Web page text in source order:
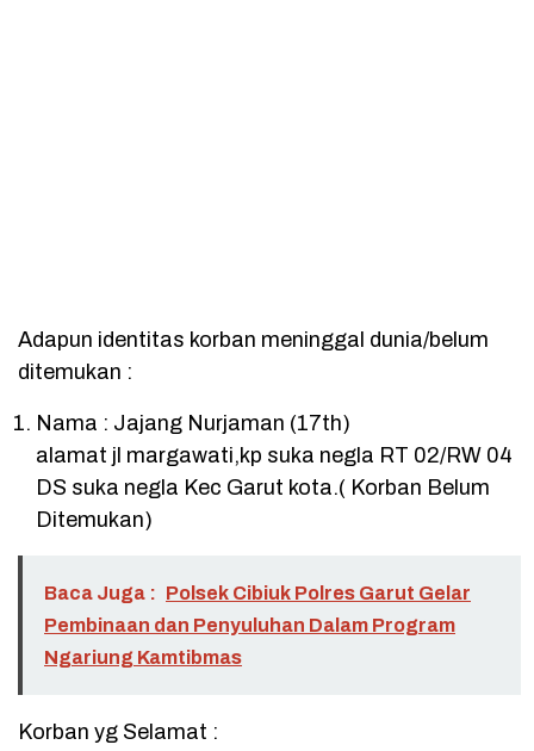
Adapun identitas korban meninggal dunia/belum
ditemukan :
Nama : Jajang Nurjaman (17th)
alamat jl margawati,kp suka negla RT 02/RW 04
DS suka negla Kec Garut kota.( Korban Belum
Ditemukan)
Baca Juga : Polsek Cibiuk Polres Garut Gelar
Pembinaan dan Penyuluhan Dalam Program
Ngariung Kamtibmas
Korban yg Selamat :